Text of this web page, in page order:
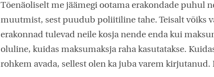
Tõenäoliselt me jäämegi ootama erakondade puhul
muutmist, sest puudub poliitiline tahe. Teisalt võiks
erakonnad tulevad neile kosja nende enda kui
oluline, kuidas maksumaksja raha kasutatakse.
rohkem avada, sellest olen ka juba varem kirjutanud.